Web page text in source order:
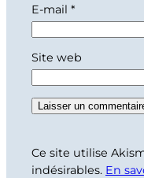
E-mail *
Site web
Ce site utilise
indésirables. En